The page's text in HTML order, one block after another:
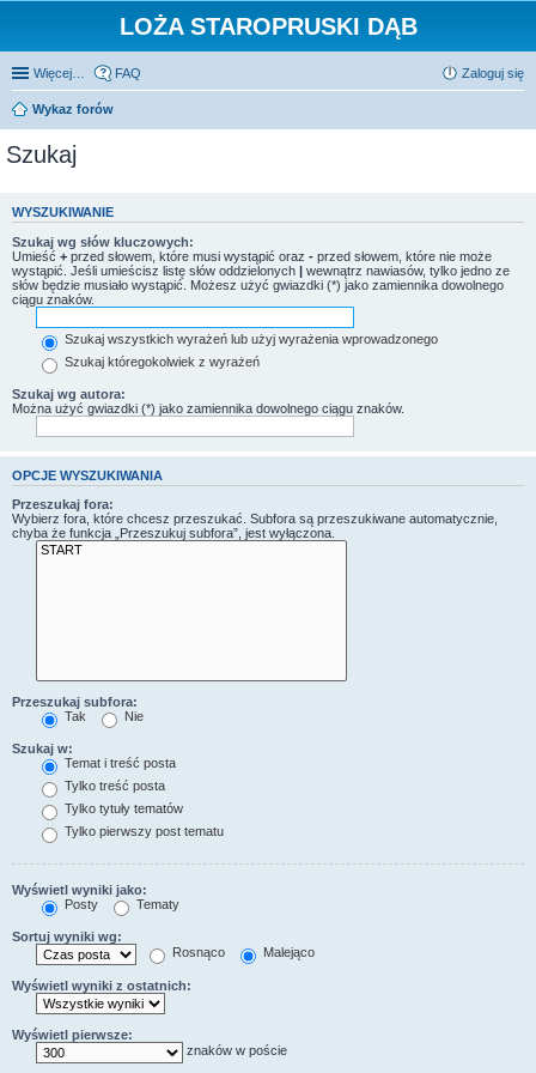
LOŻA STAROPRUSKI DĄB
Więcej… FAQ Zaloguj się
Wykaz forów
Szukaj
WYSZUKIWANIE
Szukaj wg słów kluczowych:
Umieść + przed słowem, które musi wystąpić oraz - przed słowem, które nie może
wystąpić. Jeśli umieścisz listę słów oddzielonych | wewnątrz nawiasów, tylko jedno ze
słów będzie musiało wystąpić. Możesz użyć gwiazdki (*) jako zamiennika dowolnego
ciągu znaków.
Szukaj wszystkich wyrażeń lub użyj wyrażenia wprowadzonego
Szukaj któregokolwiek z wyrażeń
Szukaj wg autora:
Można użyć gwiazdki (*) jako zamiennika dowolnego ciągu znaków.
OPCJE WYSZUKIWANIA
Przeszukaj fora:
Wybierz fora, które chcesz przeszukać. Subfora są przeszukiwane automatycznie,
chyba że funkcja „Przeszukuj subfora”, jest wyłączona.
Przeszukaj subfora:
Tak
Nie
Szukaj w:
Temat i treść posta
Tylko treść posta
Tylko tytuły tematów
Tylko pierwszy post tematu
Wyświetl wyniki jako:
Posty
Tematy
Sortuj wyniki wg:
Rosnąco
Malejąco
Wyświetl wyniki z ostatnich:
Wyświetl pierwsze:
znaków w poście